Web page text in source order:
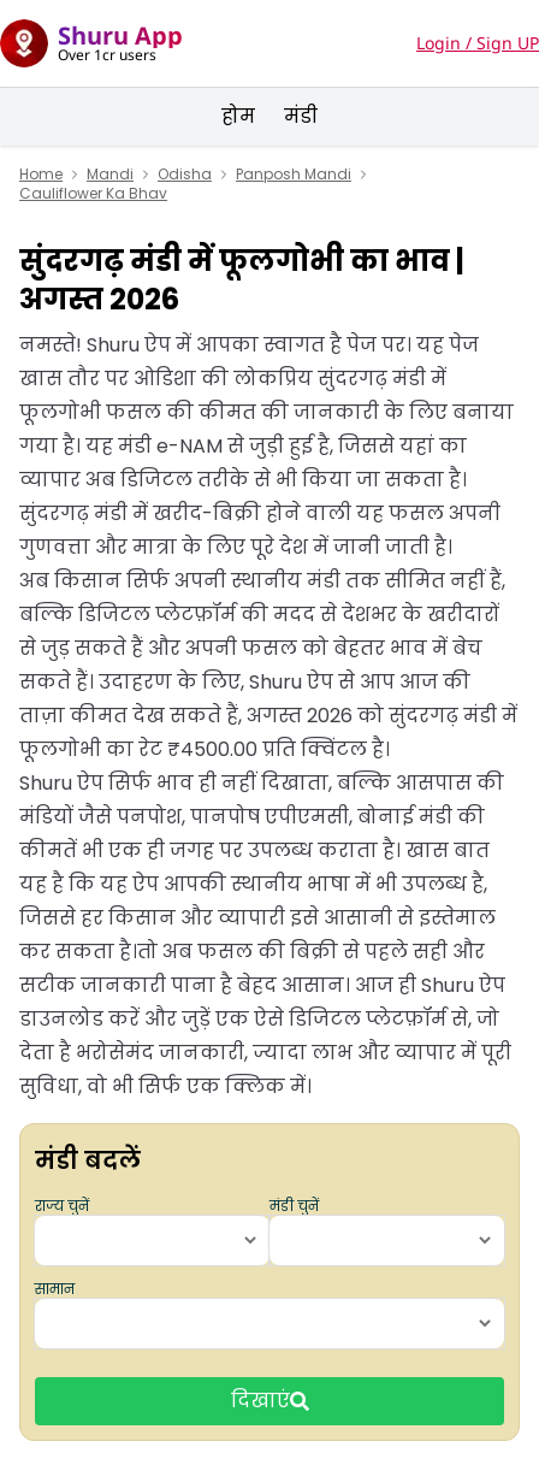
Shuru App
Over 1cr users
Login / Sign UP
होम मंडी
Home Mandi Odisha
Panposh Mandi
Cauliflower Ka Bhav
सुंदरगढ़ मंडी में फूलगोभी का भाव |
अगस्त 2026
नमस्ते! Shuru ऐप में आपका स्वागत है पेज पर। यह पेज
खास तौर पर ओडिशा की लोकप्रिय सुंदरगढ़ मंडी में
फूलगोभी फसल की कीमत की जानकारी के लिए बनाया
गया है। यह मंडी e-NAM से जुड़ी हुई है, जिससे यहां का
व्यापार अब डिजिटल तरीके से भी किया जा सकता है।
सुंदरगढ़ मंडी में खरीद-बिक्री होने वाली यह फसल अपनी
गुणवत्ता और मात्रा के लिए पूरे देश में जानी जाती है।
अब किसान सिर्फ अपनी स्थानीय मंडी तक सीमित नहीं हैं,
बल्कि डिजिटल प्लेटफ़ॉर्म की मदद से देशभर के खरीदारों
से जुड़ सकते हैं और अपनी फसल को बेहतर भाव में बेच
सकते हैं। उदाहरण के लिए, Shuru ऐप से आप आज की
ताज़ा कीमत देख सकते हैं, अगस्त 2026 को सुंदरगढ़ मंडी में
फूलगोभी का रेट ₹4500.00 प्रति क्विंटल है।
Shuru ऐप सिर्फ भाव ही नहीं दिखाता, बल्कि आसपास की
मंडियों जैसे पनपोश, पानपोष एपीएमसी, बोनाई मंडी की
कीमतें भी एक ही जगह पर उपलब्ध कराता है। खास बात
यह है कि यह ऐप आपकी स्थानीय भाषा में भी उपलब्ध है,
जिससे हर किसान और व्यापारी इसे आसानी से इस्तेमाल
कर सकता है।तो अब फसल की बिक्री से पहले सही और
सटीक जानकारी पाना है बेहद आसान। आज ही Shuru ऐप
डाउनलोड करें और जुड़ें एक ऐसे डिजिटल प्लेटफ़ॉर्म से, जो
देता है भरोसेमंद जानकारी, ज्यादा लाभ और व्यापार में पूरी
सुविधा, वो भी सिर्फ एक क्लिक में।
मंडी बदलें
राज्य चुनें मंडी चुनें
सामान
दिखाएं